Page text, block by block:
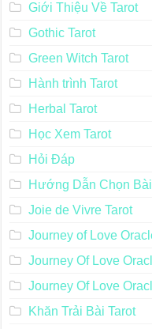
Giới Thiệu Về Tarot
Gothic Tarot
Green Witch Tarot
Hành trình Tarot
Herbal Tarot
Học Xem Tarot
Hỏi Đáp
Hướng Dẫn Chọn
Joie de Vivre Tarot
Journey of Love
Journey Of Love
Journey Of Love
Khăn Trải Bài Tarot